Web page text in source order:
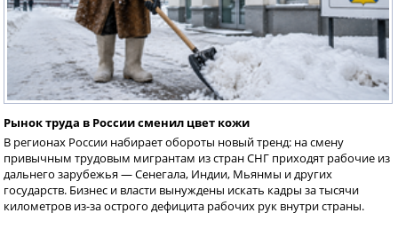
Рынок труда в России сменил цвет кожи
В регионах России набирает обороты новый тренд: на смену
привычным трудовым мигрантам из стран СНГ приходят рабочие из
дальнего зарубежья — Сенегала, Индии, Мьянмы и других
государств. Бизнес и власти вынуждены искать кадры за тысячи
километров из-за острого дефицита рабочих рук внутри страны.